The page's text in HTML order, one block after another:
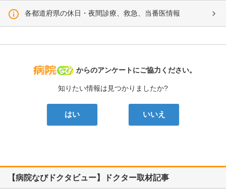
各都道府県の休日・夜間診療、救急、当番医情報
病院なび
からのアンケートにご協力ください。
知りたい情報は見つかりましたか?
はい いいえ
【病院なびドクタビュー】ドクター取材記事